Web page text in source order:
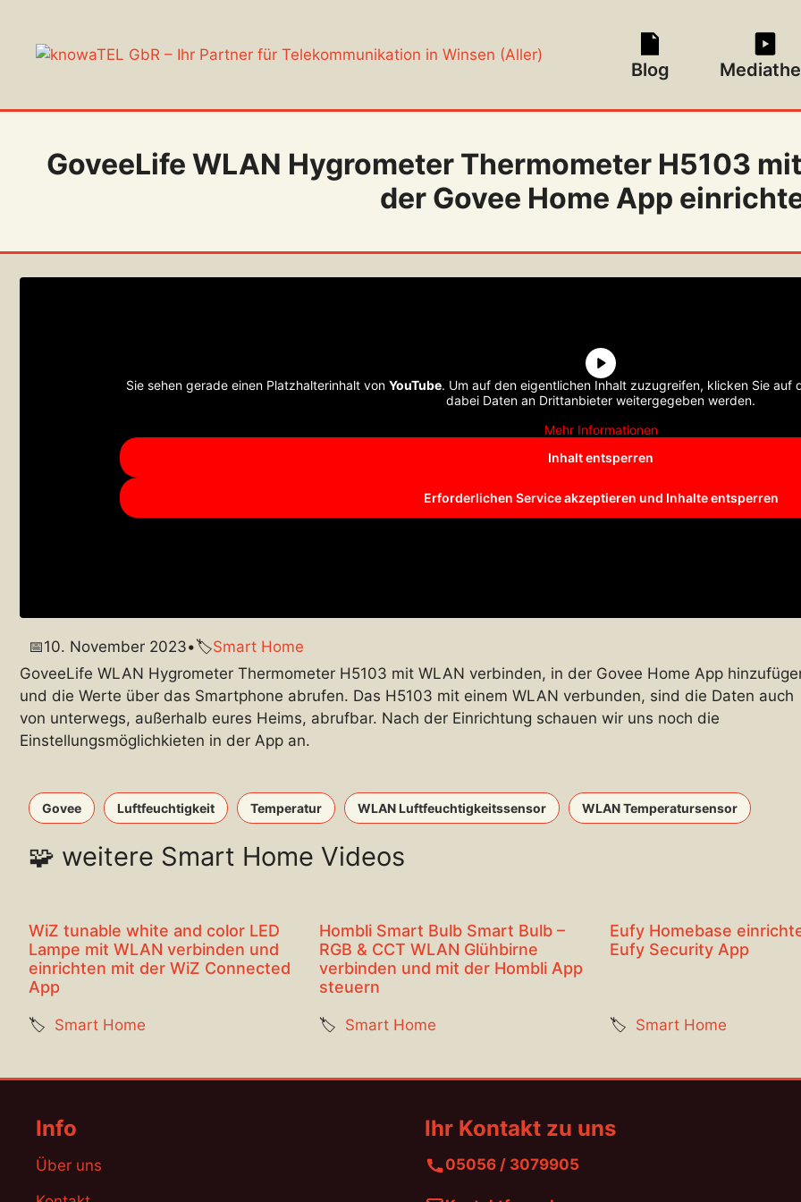
springen
Blog
GoveeLife WLAN Hygrometer Thermometer H5103
der Govee Home App
Sie sehen gerade einen Platzhalterinhalt von YouTube. Um auf den eigentlichen Inhalt zuzugreifen, klicken Sie
dabei Daten an Drittanbieter weitergegeben werden.
Mehr Informationen
Inhalt entsperren
Erforderlichen Service akzeptieren und Inhalte entsperren
📅10. November 2023•🏷️Smart Home
GoveeLife WLAN Hygrometer Thermometer H5103 mit WLAN verbinden, in der Govee Home App
und die Werte über das Smartphone abrufen. Das H5103 mit einem WLAN verbunden, sind die Daten auch
von unterwegs, außerhalb eures Heims, abrufbar. Nach der Einrichtung schauen wir uns noch die
Einstellungsmöglichkieten in der App an.
Govee Luftfeuchtigkeit Temperatur WLAN Luftfeuchtigkeitssensor WLAN Temperatursensor
🧩 weitere Smart Home Videos
WiZ tunable white and color LED
Lampe mit WLAN verbinden und
einrichten mit der WiZ Connected
App
🏷️ Smart Home
Hombli Smart Bulb Smart Bulb –
RGB & CCT WLAN Glühbirne
verbinden und mit der Hombli App
steuern
🏷️ Smart Home
Eufy Homebase
Eufy Security App
🏷️ Smart Home
Info
Über uns
Ihr Kontakt zu uns
05056 / 3079905